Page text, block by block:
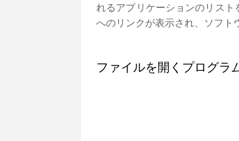
れるアプリケーションのリスト
へのリンクが表示され、ソフト
ファイルを開くプログラ